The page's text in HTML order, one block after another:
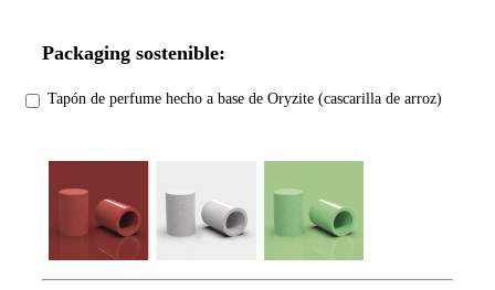
Packaging sostenible:
Tapón de perfume hecho a base de Oryzite (cascarilla de arroz)